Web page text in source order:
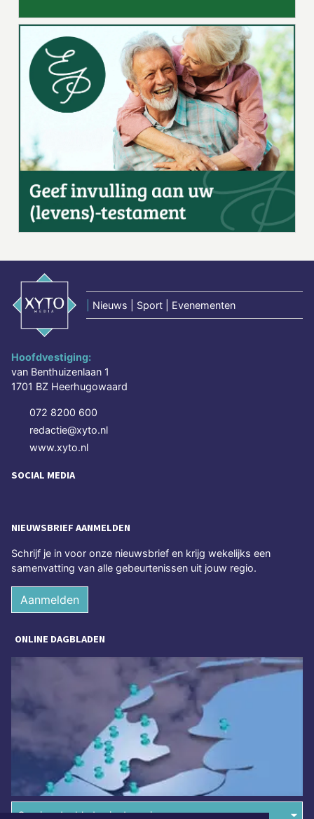
Nieuws | Sport | Evenementen
Hoofdvestiging:
van Benthuizenlaan 1
1701 BZ Heerhugowaard
072 8200 600
redactie@xyto.nl
www.xyto.nl
SOCIAL MEDIA
NIEUWSBRIEF AANMELDEN
Schrijf je in voor onze nieuwsbrief en krijg wekelijks een
samenvatting van alle gebeurtenissen uit jouw regio.
Aanmelden
ONLINE DAGBLADEN
Overige dagbladen in de regio